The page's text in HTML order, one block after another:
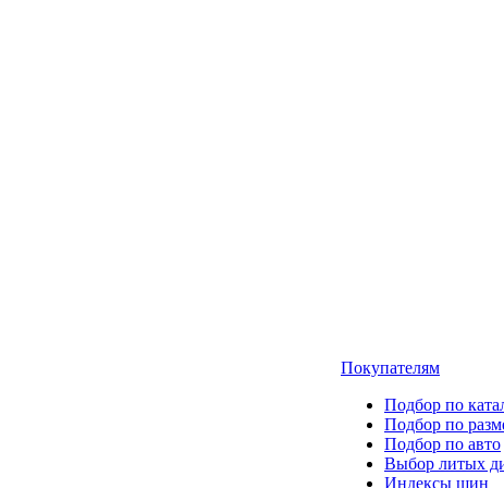
Покупателям
Подбор по
Подбор по
Подбор по авто
Выбор литых
Индексы шин